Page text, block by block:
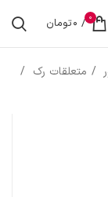
0
/
0تومان
متعلقات رک